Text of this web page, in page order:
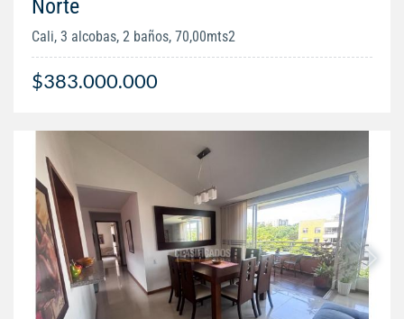
Norte
Cali, 3 alcobas, 2 baños, 70,00mts2
$383.000.000